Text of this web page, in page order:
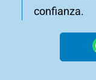
confianza.